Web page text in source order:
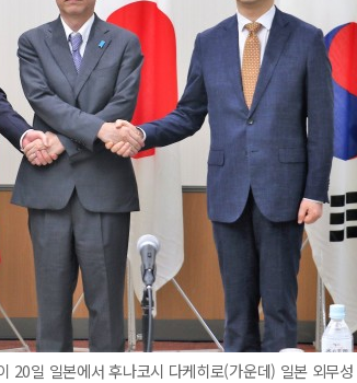
20일 일본에서 후나코시 다케히로(가운데) 일본 외무